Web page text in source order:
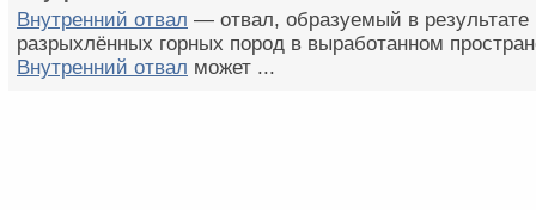
Внутренний отвал — отвал, образуемый в
разрыхлённых горных пород в выработанном
Внутренний отвал может ...